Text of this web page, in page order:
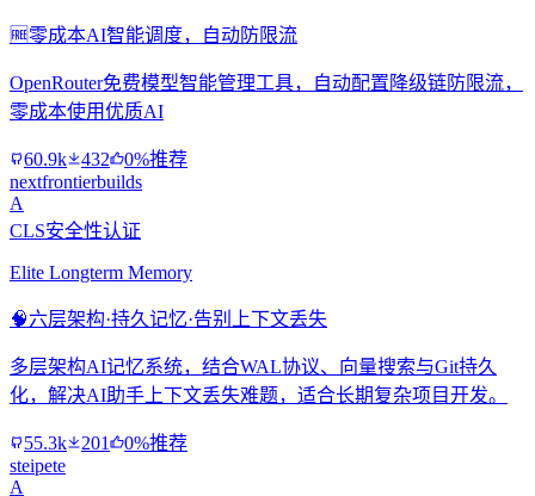
🆓零成本AI智能调度，自动防限流
OpenRouter免费模型智能管理工具，自动配置降级链防限流，
零成本使用优质AI
60.9k 432
0%推荐
nextfrontierbuilds
A
CLS安全性认证
Elite Longterm Memory
🧠六层架构·持久记忆·告别上下文丢失
多层架构AI记忆系统，结合WAL协议、向量搜索与Git持久
化，解决AI助手上下文丢失难题，适合长期复杂项目开发。
55.3k 201
0%推荐
steipete
A